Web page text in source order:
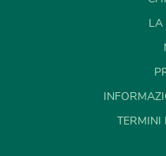
LA
TERMINI